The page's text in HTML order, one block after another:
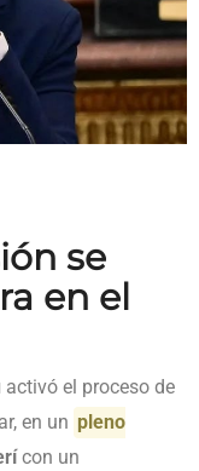
se
en el
activó el proceso de
en un pleno
con un